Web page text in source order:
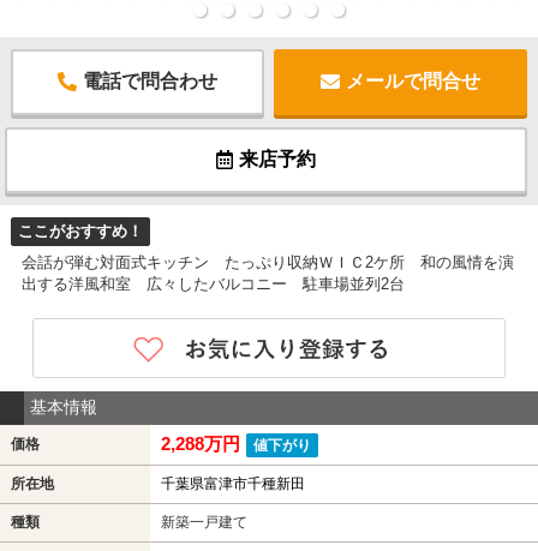
電話で問合わせ メールで問合せ
来店予約
ここがおすすめ！
会話が弾む対面式キッチン たっぷり収納ＷＩＣ2ケ所 和の風情を演
出する洋風和室 広々したバルコニー 駐車場並列2台
基本情報
価格 2,288万円 値下がり
所在地 千葉県富津市千種新田
種類 新築一戸建て